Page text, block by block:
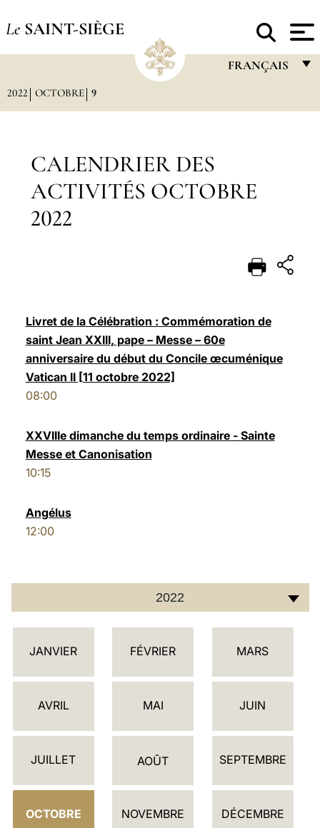
Le SAINT-SIÈGE
FRANÇAIS
POLSKI
中文
2022 OCTOBRE 9
CALENDRIER DES
ACTIVITÉS OCTOBRE
2022
Livret de la Célébration : Commémoration de
saint Jean XXIII, pape – Messe – 60e
anniversaire du début du Concile œcuménique
Vatican II [11 octobre 2022]
08:00
XXVIIIe dimanche du temps ordinaire - Sainte
Messe et Canonisation
10:15
Angélus
12:00
2022
C
L
D
I
JANVIER FÉVRIER MARS
AVRIL MAI JUIN
JUILLET AOÛT SEPTEMBRE
OCTOBRE NOVEMBRE DÉCEMBRE